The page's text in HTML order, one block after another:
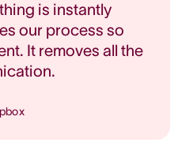
is instantly
our process so
It removes all the